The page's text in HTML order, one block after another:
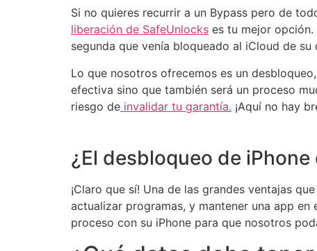
Si no quieres recurrir a un Bypass pero de
liberación de SafeUnlocks es tu mejor
segunda que venía bloqueado al iCloud de
Lo que nosotros ofrecemos es un
efectiva sino que también será un proceso
riesgo de invalidar tu garantía. ¡Aquí no hay
¿El desbloqueo de
¡Claro que sí! Una de las grandes ventajas
actualizar programas, y mantener una app
proceso con su iPhone para que nosotros